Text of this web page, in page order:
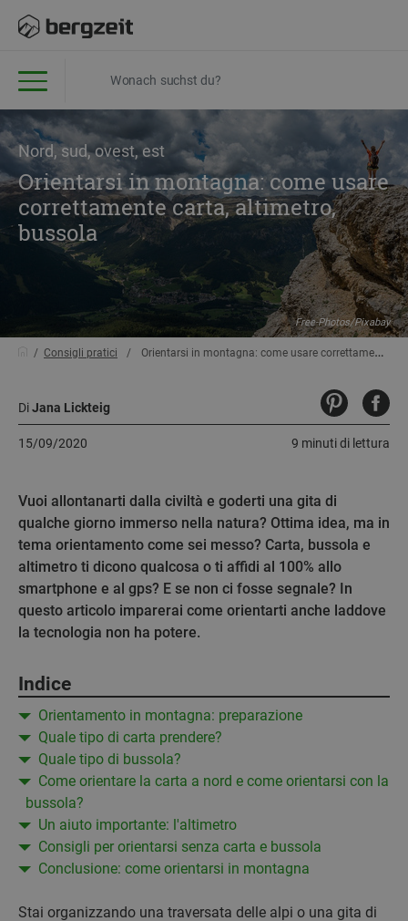
Nord, sud, ovest, est
Orientarsi in montagna: come usare
correttamente carta, altimetro,
bussola
Free-Photos/Pixabay
Consigli pratici Orientarsi in montagna: come usare correttamente carta, altimetro, bussola
DiJana Lickteig
9 minuti di lettura
15/09/2020
Vuoi allontanarti dalla civiltà e goderti una gita di
qualche giorno immerso nella natura? Ottima idea, ma in
tema orientamento come sei messo? Carta, bussola e
altimetro ti dicono qualcosa o ti affidi al 100% allo
smartphone e al gps? E se non ci fosse segnale? In
questo articolo imparerai come orientarti anche laddove
la tecnologia non ha potere.
Indice
Orientamento in montagna: preparazione
Quale tipo di carta prendere?
Quale tipo di bussola?
Come orientare la carta a nord e come orientarsi con la
bussola?
Un aiuto importante: l'altimetro
Consigli per orientarsi senza carta e bussola
Conclusione: come orientarsi in montagna
Stai organizzando una traversata delle alpi o una gita di